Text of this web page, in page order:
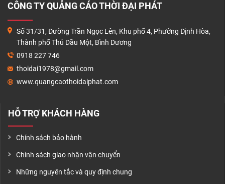
CÔNG TY QUẢNG CÁO THỜI ĐẠI PHÁT
Số 31/31, Đường Trần Ngọc Lên, Khu phố 4, Phường Định Hòa,
Thành phố Thủ Dầu Một, Bình Dương
0918 227 746
thoidai1978@gmail.com
www.quangcaothoidaiphat.com
HỖ TRỢ KHÁCH HÀNG
Chính sách bảo hành
Chính sách giao nhận vận chuyển
Những nguyên tắc và quy định chung